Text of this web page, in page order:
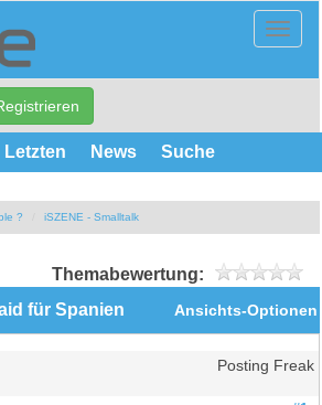
Letzten News Suche
? iSZENE - Smalltalk
Themabewertung:
Ansichts-Optionen
für Spanien
Posting Freak